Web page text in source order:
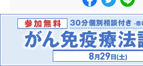
関連性の高いコラム記事